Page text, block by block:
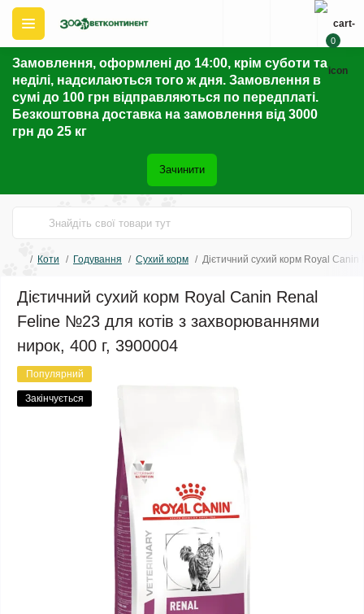
Замовлення, оформлені до 14:00, крім суботи та
неділі, надсилаються того ж дня. Замовлення в
сумі до 100 грн відправляються по передплаті.
Безкоштовна доставка на замовлення від 3000
грн до 25 кг
Зачинити
0
Коти Годування Сухий корм Дієтичний сухий корм Royal
Дієтичний сухий корм Royal Canin Renal
Feline №23 для котів з захворюваннями
нирок, 400 г, 3900004
Популярний
Закінчується